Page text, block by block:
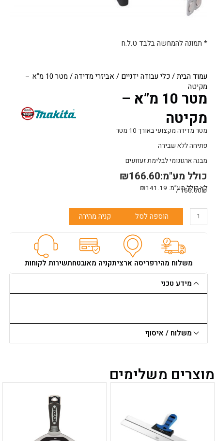
עמוד הבית/כלי עבודה ידניים / אביזרי מדידה
/ מטר 10 מ”א –
מקיטה
מטר 10 מ”א –
מקיטה
מטר מדידה מקצועי באורך 10 מטר
פתיחה ללא שבירה
מבנה ארגונומי לבלימת זעזועים
₪166.60כולל מע"מ:
לא כולל מע״מ: ₪141.19
166.60₪ /
כמות
הוספה לסל קניה מהירה
משלוח מהירפריסה ארציתקניה מאובטחתשירות לקוחות
מידע טכני
משלוח / איסוף
* תמונה להמחשה בלבד ט.ל.ח
מוצרים משלימים
סוגים.
ניתן
זה
יש
מספר
סוגים.
ניתן